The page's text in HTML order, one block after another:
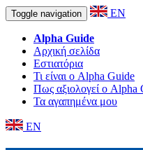
Toggle navigation EN
Alpha Guide
Αρχική σελίδα
Εστιατόρια
Τι είναι ο Alpha Guide
Πως αξιολογεί ο Alpha
Τα αγαπημένα μου
EN